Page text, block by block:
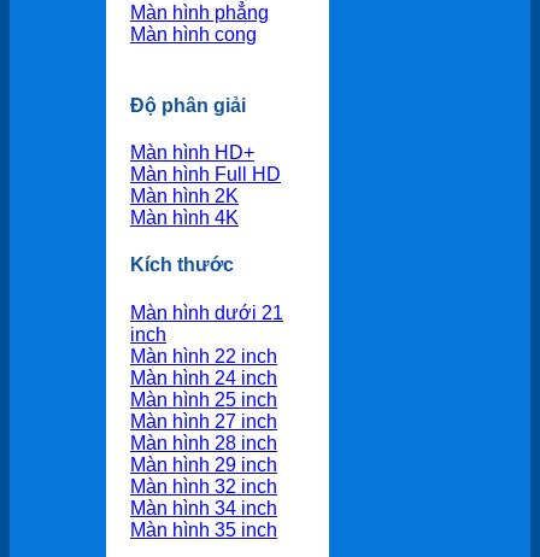
Màn hình phẳng
Màn hình cong
Độ phân giải
Màn hình HD+
Màn hình Full HD
Màn hình 2K
Màn hình 4K
Kích thước
Màn hình dưới 21
inch
Màn hình 22 inch
Màn hình 24 inch
Màn hình 25 inch
Màn hình 27 inch
Màn hình 28 inch
Màn hình 29 inch
Màn hình 32 inch
Màn hình 34 inch
Màn hình 35 inch